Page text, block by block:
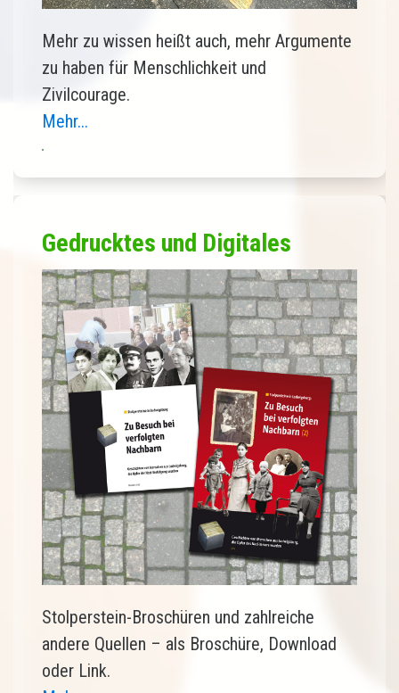
Mehr zu wissen heißt auch, mehr Argumente
zu haben für Menschlichkeit und
Zivilcourage.
Mehr...
Gedrucktes und Digitales
Stolperstein-Broschüren und zahlreiche
andere Quellen – als Broschüre, Download
oder Link.